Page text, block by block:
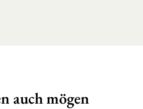
auch mögen